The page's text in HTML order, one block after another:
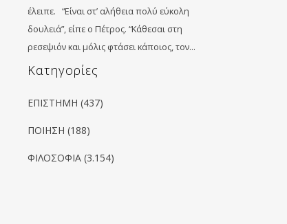
έλειπε. “Είναι στ’ αλήθεια πολύ εύκολη
δουλειά”, είπε ο Πέτρος. “Κάθεσαι στη
ρεσεψιόν και μόλις φτάσει κάποιος, τον…
Kατηγορίες
ΕΠΙΣΤΗΜΗ (437)
ΠΟΙΗΣΗ (188)
ΦΙΛΟΣΟΦΙΑ (3.154)